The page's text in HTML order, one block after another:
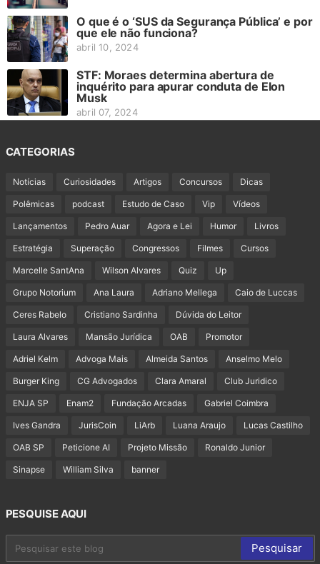
O que é o ‘SUS da Segurança Pública’ e por
que ele não funciona?
abril 10, 2024
STF: Moraes determina abertura de
inquérito para apurar conduta de Elon
Musk
abril 07, 2024
CATEGORIAS
Notícias Curiosidades Artigos Concursos Dicas
Polêmicas podcast Estudo de Caso Vip Vídeos
Lançamentos Pedro Auar Agora e Lei Humor Livros
Estratégia Superação Congressos Filmes Cursos
Marcelle SantAna Wilson Alvares Quiz Up
Grupo Notorium Ana Laura Adriano Mellega Caio de Luccas
Ceres Rabelo Cristiano Sardinha Dúvida do Leitor
Laura Alvares Mansão Jurídica OAB Promotor
Adriel Kelm Advoga Mais Almeida Santos Anselmo Melo
Burger King CG Advogados Clara Amaral Club Juridico
ENJA SP Enam2 Fundação Arcadas Gabriel Coimbra
Ives Gandra JurisCoin LiArb Luana Araujo Lucas Castilho
OAB SP Peticione AI Projeto Missão Ronaldo Junior
Sinapse William Silva banner
PESQUISE AQUI